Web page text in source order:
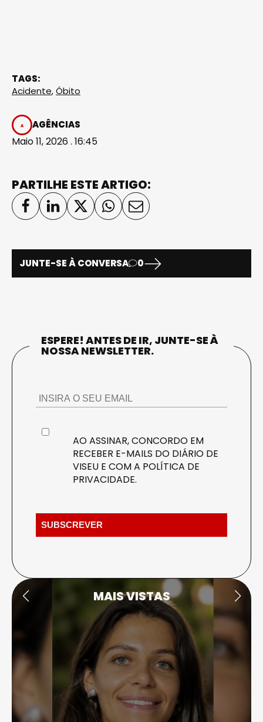
TAGS:
Acidente,Óbito
AGÊNCIAS
Maio 11, 2026 . 16:45
PARTILHE ESTE ARTIGO:
JUNTE-SE À CONVERSA 0
ESPERE! ANTES DE IR, JUNTE-SE À
NOSSA NEWSLETTER.
AO ASSINAR, CONCORDO EM
RECEBER E-MAILS DO DIÁRIO DE
VISEU E COM A POLÍTICA DE
PRIVACIDADE.
MAIS VISTAS